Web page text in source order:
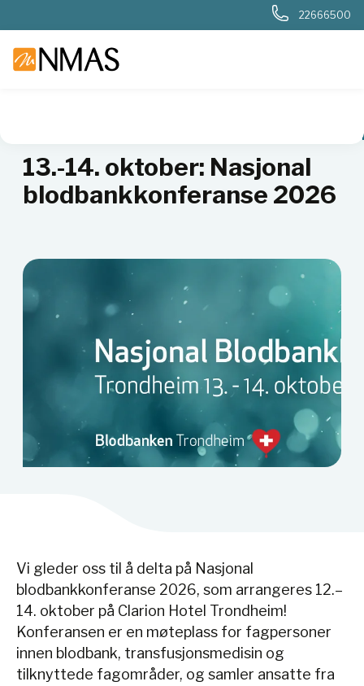
22666500
Nasjonal
13.-14. oktober: Nasjonal
blodbankkonferanse 2026
Vi gleder oss til å delta på Nasjonal
blodbankkonferanse 2026, som arrangeres 12.–
14. oktober på Clarion Hotel Trondheim!
Konferansen er en møteplass for fagpersoner
innen blodbank, transfusjonsmedisin og
tilknyttede fagområder, og samler ansatte fra